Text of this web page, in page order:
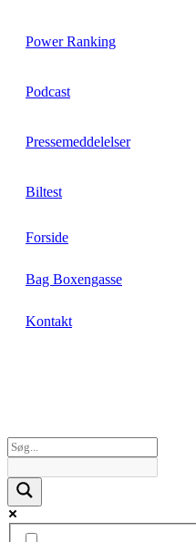
Power Ranking
Podcast
Pressemeddelelser
Biltest
Forside
Bag Boxengasse
Kontakt